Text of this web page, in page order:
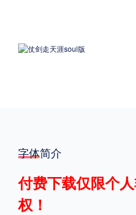
格式
.TTF
字体简介
付费下载仅限个
权！